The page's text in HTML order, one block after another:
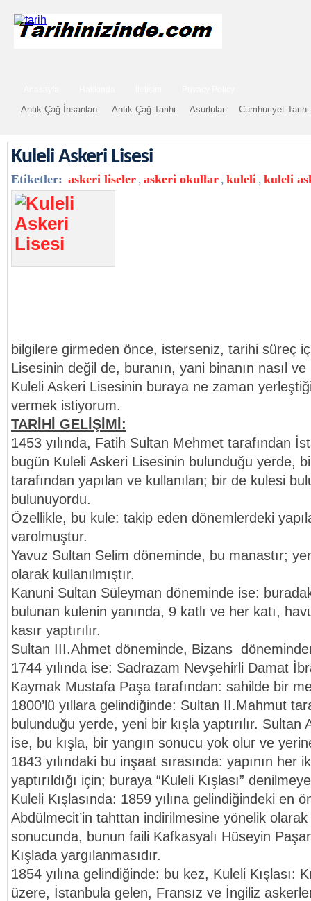
Antik Çağ İnsanları Antik Çağ Tarihi Asurlular Cumhuriyet Tarihi
Kuleli Askeri Lisesi
Etiketler: askeri liseler , askeri okullar , kuleli , kuleli
bilgilere girmeden önce, isterseniz, tarihi süreç
Lisesinin değil de, buranın, yani binanın nasıl ve
Kuleli Askeri Lisesinin buraya ne zaman
vermek istiyorum.
TARİHİ GELİŞİMİ:
1453 yılında, Fatih Sultan Mehmet tarafından
bugün Kuleli Askeri Lisesinin bulunduğu yerde,
tarafından yapılan ve kullanılan; bir de kulesi
bulunuyordu.
Özellikle, bu kule: takip eden dönemlerdeki
varolmuştur.
Yavuz Sultan Selim döneminde, bu manastır;
olarak kullanılmıştır.
Kanuni Sultan Süleyman döneminde ise:
bulunan kulenin yanında, 9 katlı ve her katı,
kasır yaptırılır.
Sultan III.Ahmet döneminde, Bizans
1744 yılında ise: Sadrazam Nevşehirli Damat
Kaymak Mustafa Paşa tarafından: sahilde bir
1800’lü yıllara gelindiğinde: Sultan II.Mahmut
bulunduğu yerde, yeni bir kışla yaptırılır.
ise, bu kışla, bir yangın sonucu yok olur ve
1843 yılındaki bu inşaat sırasında: yapının her
yaptırıldığı için; buraya “Kuleli Kışlası”
Kuleli Kışlasında: 1859 yılına gelindiğindeki en
Abdülmecit’in tahttan indirilmesine yönelik
sonucunda, bunun faili Kafkasyalı Hüseyin
Kışlada yargılanmasıdır.
1854 yılına gelindiğinde: bu kez, Kuleli Kışlası:
üzere, İstanbula gelen, Fransız ve İngiliz